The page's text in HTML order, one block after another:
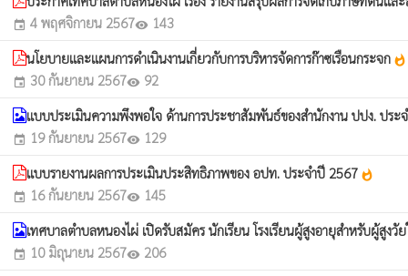
event 4 พฤศจิกายน 2567visibility 143
นโยบายและแผนการดำเนินงานเกี่ยวกับการบริหารจัดการก๊าซเรือนกระจก whatshot
event 30 กันยายน 2567visibility 92
แบบประเมินความพึงพอใจ ด้านการประชาสัมพันธ์ของสำนักงาน ปปง. ปร
event 19 กันยายน 2567visibility 129
แบบรายงานผลการประเมินประสิทธิภาพของ อปท. ประจำปี 2567 whatshot
event 16 กันยายน 2567visibility 145
เทศบาลตำบลหนองไผ่ เปิดรับสมัคร นักเรียน โรงเรียนผู้สูงอายุสำหรับผู้สู
event 10 มิถุนายน 2567visibility 206